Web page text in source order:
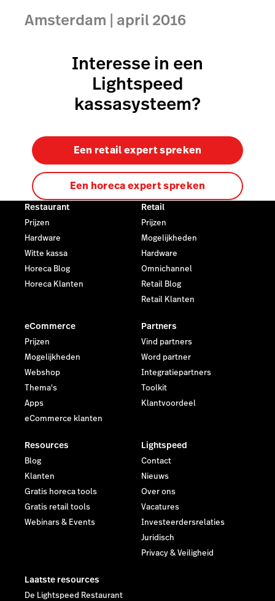
Amsterdam | april 2016
Online ondernemer Aranka van Voorden maakt de
stap naar offline retail tijdens haar pop-up winkel
met Lightspeed. De mooi gedesignde sportkleding
zorgde voor enorme rijen voor de store.
Interesse in een
Lightspeed
kassasysteem?
Een retail expert spreken
Een horeca expert spreken
Restaurant
Prijzen
Hardware
Witte kassa
Horeca Blog
Horeca Klanten
Retail
Prijzen
Mogelijkheden
Hardware
Omnichannel
Retail Blog
Retail Klanten
eCommerce
Prijzen
Mogelijkheden
Webshop
Thema's
Apps
eCommerce klanten
Partners
Vind partners
Word partner
Integratiepartners
Toolkit
Klantvoordeel
Resources
Blog
Klanten
Gratis horeca tools
Gratis retail tools
Webinars & Events
Lightspeed
Contact
Nieuws
Over ons
Vacatures
Investeerdersrelaties
Juridisch
Privacy & Veiligheid
Laatste resources
De Lightspeed Restaurant